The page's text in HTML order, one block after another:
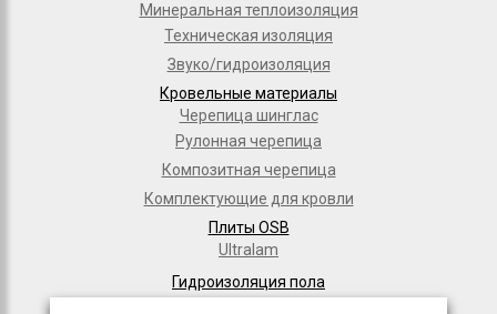
Минеральная теплоизоляция
Техническая изоляция
Звуко/гидроизоляция
Кровельные материалы
Черепица шинглас
Рулонная черепица
Композитная черепица
Комплектующие для кровли
Плиты OSB
Ultralam
Гидроизоляция пола